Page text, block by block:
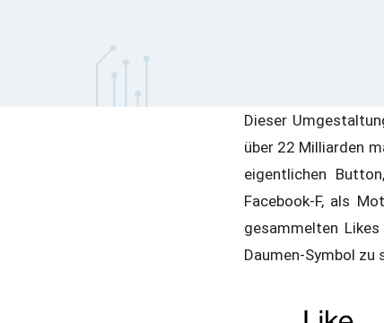
Dieser
über 22 Milliarden
eigentlichen
Facebook-F, als
gesammelten
Daumen-Symbol zu